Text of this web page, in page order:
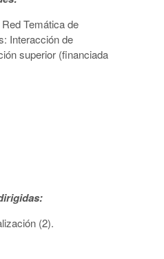
Temática de
Interacción de
superior (financiada
(2).